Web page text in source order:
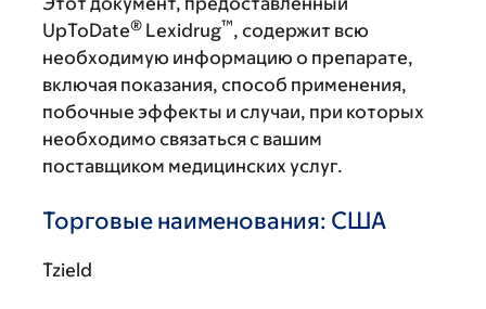
UpToDate® Lexidrug™, содержит всю
необходимую информацию о препарате,
включая показания, способ применения,
побочные эффекты и случаи, при которых
необходимо связаться с вашим
поставщиком медицинских услуг.
Торговые наименования: США
Tzield